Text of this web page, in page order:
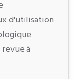
d'utilisation
à